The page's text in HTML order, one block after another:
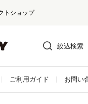
トショップ
絞込検索
ご利用ガイド お問い